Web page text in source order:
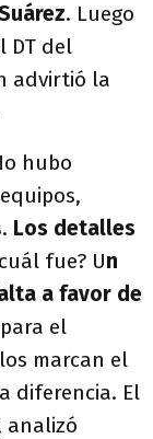
. Luego
DT del
advirtió la
hubo
Los detalles
fue? Un
a favor de
para el
marcan el
diferencia. El
analizó